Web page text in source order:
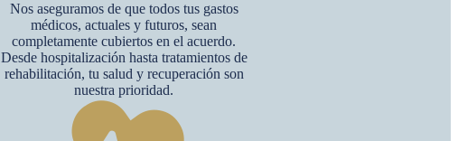
Nos aseguramos de que todos tus gastos
médicos, actuales y futuros, sean
completamente cubiertos en el acuerdo.
Desde hospitalización hasta tratamientos de
rehabilitación, tu salud y recuperación son
nuestra prioridad.